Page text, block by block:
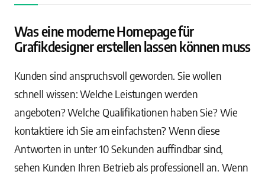
Was eine moderne Homepage für
Grafikdesigner erstellen lassen können muss
Kunden sind anspruchsvoll geworden. Sie wollen
schnell wissen: Welche Leistungen werden
angeboten? Welche Qualifikationen haben Sie? Wie
kontaktiere ich Sie am einfachsten? Wenn diese
Antworten in unter 10 Sekunden auffindbar sind,
sehen Kunden Ihren Betrieb als professionell an. Wenn